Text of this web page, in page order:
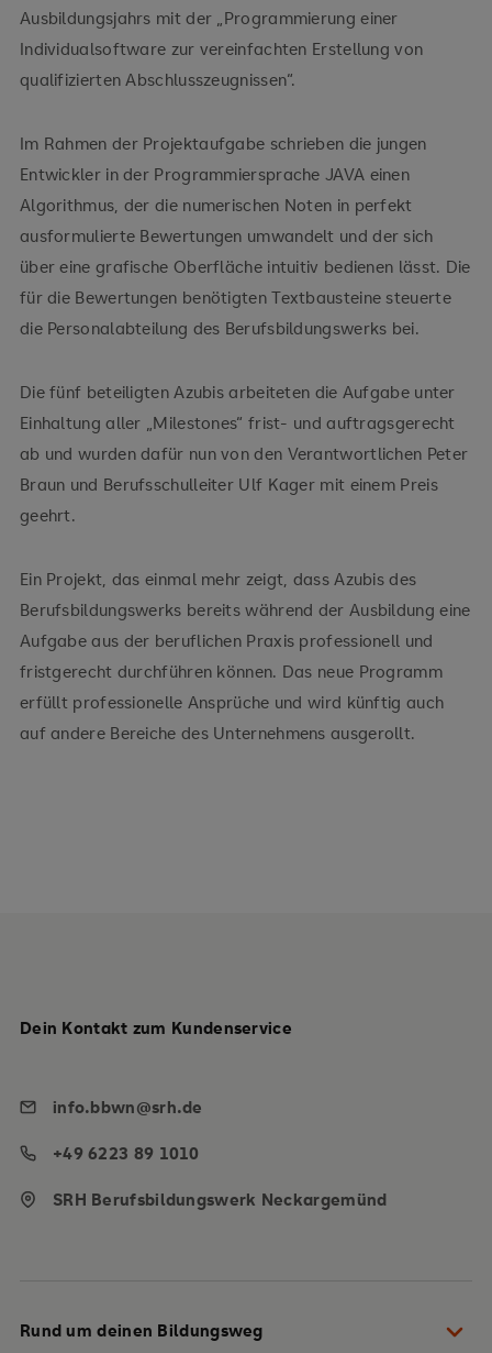
Ausbildungsjahrs mit der „Programmierung einer
Individualsoftware zur vereinfachten Erstellung von
qualifizierten Abschlusszeugnissen“.
Im Rahmen der Projektaufgabe schrieben die jungen
Entwickler in der Programmiersprache JAVA einen
Algorithmus, der die numerischen Noten in perfekt
ausformulierte Bewertungen umwandelt und der sich
über eine grafische Oberfläche intuitiv bedienen lässt. Die
für die Bewertungen benötigten Textbausteine steuerte
die Personalabteilung des Berufsbildungswerks bei.
Die fünf beteiligten Azubis arbeiteten die Aufgabe unter
Einhaltung aller „Milestones“ frist- und auftragsgerecht
ab und wurden dafür nun von den Verantwortlichen Peter
Braun und Berufsschulleiter Ulf Kager mit einem Preis
geehrt.
Ein Projekt, das einmal mehr zeigt, dass Azubis des
Berufsbildungswerks bereits während der Ausbildung eine
Aufgabe aus der beruflichen Praxis professionell und
fristgerecht durchführen können. Das neue Programm
erfüllt professionelle Ansprüche und wird künftig auch
auf andere Bereiche des Unternehmens ausgerollt.
Rund um deinen Bildungsweg
Dein Kontakt zum Kundenservice
info.bbwn@srh.de
+49 6223 89 1010
SRH Berufsbildungswerk Neckargemünd